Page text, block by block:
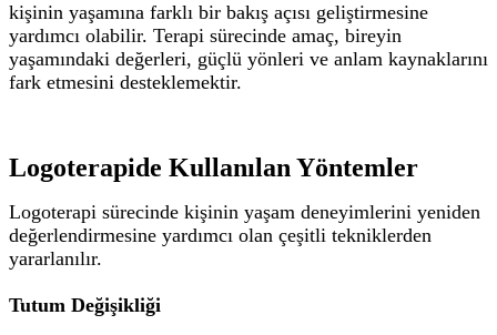
kişinin yaşamına farklı bir bakış açısı geliştirmesine
yardımcı olabilir. Terapi sürecinde amaç, bireyin
yaşamındaki değerleri, güçlü yönleri ve anlam kaynaklarını
fark etmesini desteklemektir.
Logoterapide Kullanılan Yöntemler
Logoterapi sürecinde kişinin yaşam deneyimlerini yeniden
değerlendirmesine yardımcı olan çeşitli tekniklerden
yararlanılır.
Tutum Değişikliği